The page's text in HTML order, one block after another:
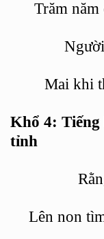
Trăm
Mai khi
Khổ 4: Ti
tỉnh
Lên non t